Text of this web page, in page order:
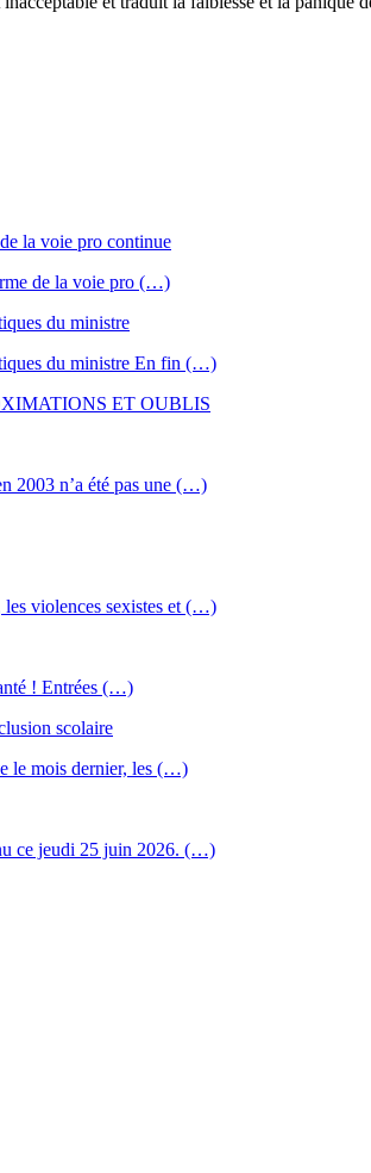
la voie pro continue
de la voie pro (…)
du ministre
du ministre En fin (…)
ET OUBLIS
2003 n’a été pas une (…)
les violences sexistes et (…)
! Entrées (…)
scolaire
le mois dernier, les (…)
ce jeudi 25 juin 2026. (…)